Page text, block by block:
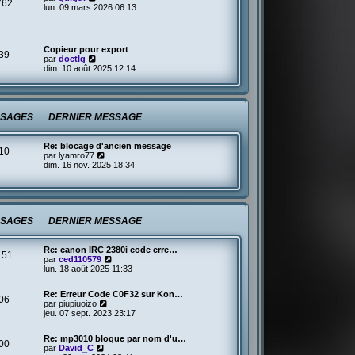
e
n
i
e
m
e
s
s
a
g
e
o
d
e
r
n
i
e
m
e
s
s
a
g
lun. 09 mars 2026 06:13
Copieur pour export
par doctlg
o
i
r
l
d
r
n
i
e
m
e
s
a
e
dim. 10 août 2025 12:14
DERNIER MESSAGE
Re: blocage d'ancien message
par lyamro77
o
r
l
e
e
n
i
e
r
s
s
a
e
dim. 16 nov. 2025 18:34
DERNIER MESSAGE
Re: canon IRC 2380i code erre…
par ced110579
o
l
d
n
lun. 18 août 2025 11:33
Re: Erreur Code C0F32 sur Kon…
par piupiuoizo
o
l
jeu. 07 sept. 2023 23:17
Re: mp3010 bloque par nom d'u…
par David_C